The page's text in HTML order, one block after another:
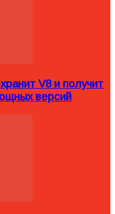
V8 и получит
версий